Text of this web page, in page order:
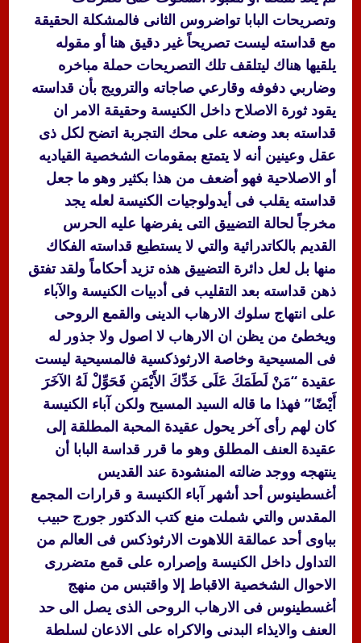
وتصريحات البابا تواضروس الثانى فالمشكلة الحقيقة
مع قداسته ليست تصريحاً غير دقيق هنا أو مقوله
يلقيها هناك ليتلقف تلك التصريحات حملة مباخره
وضاربي دفوفه وقارعي صاجاته والترويج بأن قداسته
يقود ثورة الاصلاح داخل الكنيسة وحقيقة الامر ان
قداسته بعد وضعه على محك التجربة اتضح لكل ذى
عقل وعينين أنه لا يتمتع بمقومات الشخصية القياديه
أو الاصلاحية فهو أضعف من هذا بكثير وهو ما جعل
قداسته يقلب فى أيدولوجيات الكنيسة لعله يجد
مخرجاً لحالة التضييق التى يفرضها عليه الحرس
القديم بالكاتدرائية والتي لا يستطيع قداسته الفكاك
منها بل لعل دائرة التضييق هذه تزيد أحكاماً ولقد تفتق
ذهن قداسته بعد التقليب فى أدبيات الكنيسة والآباء
على انتهاج سلوك الارهاب الدينى والقمع الروحى
ويخطئ من يظن ان الارهاب لا اصول ولا جذور له
فى المسيحية وخاصة الارثوذكسية فالمسيحية ليست
عقيدة “مَنْ لَطَمَكَ عَلَى خَدِّكَ الأَيْمَنِ فَحَوِّلْ لَهُ الآخَرَ
أَيْضًا” فهذا ما قاله السيد المسيح ولكن آباء الكنيسة
كان لهم رأى آخر يحول عقيدة المحبة المطلقة إلى
عقيدة العنف المطلق وهو ما قرر قداسة البابا أن
ينتهجه ووجد ضالته المنشودة عند القديس
أغسطينوس أحد أشهر آباء الكنيسة و قرارات المجمع
المقدس والتي شملت منع كتب الدكتور جورج حبيب
بباوى أحد عمالقة اللاهوت الارثوذكس فى العالم من
التداول داخل الكنيسة وإصراره على قمع متضررى
الاحوال الشخصية الاقباط إلا واقتبس من منهج
أغسطينوس فى الارهاب الروحى الذى يصل الى حد
العنف والايذاء البدنى والاكراه على الاذعان لسلطة